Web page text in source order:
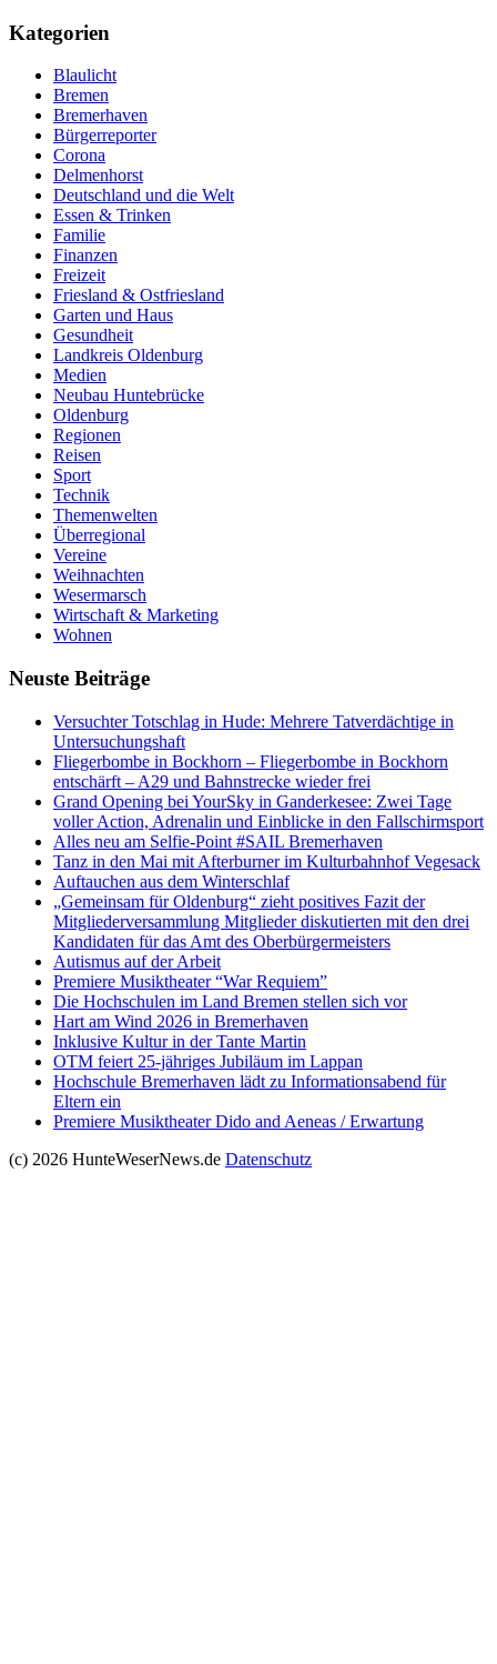
Kategorien
Blaulicht
Bremen
Bremerhaven
Bürgerreporter
Corona
Delmenhorst
Deutschland und die Welt
Essen & Trinken
Familie
Finanzen
Freizeit
Friesland & Ostfriesland
Garten und Haus
Gesundheit
Landkreis Oldenburg
Medien
Neubau Huntebrücke
Oldenburg
Regionen
Reisen
Sport
Technik
Themenwelten
Überregional
Vereine
Weihnachten
Wesermarsch
Wirtschaft & Marketing
Wohnen
Neuste Beiträge
Versucht­er Totschlag in Hude: Mehrere Tatverdächtige in
Untersuchungshaft
Fliegerbombe in Bockhorn – Fliegerbombe in Bockhorn
entschärft – A29 und Bahnstrecke wieder frei
Grand Opening bei YourSky in Ganderkesee: Zwei Tage
voller Action, Adrenalin und Einblicke in den Fallschirmsport
Alles neu am Selfie-Point #SAIL Bremerhaven
Tanz in den Mai mit Afterburner im Kulturbahnhof Vegesack
Auftauchen aus dem Winterschlaf
„Gemeinsam für Oldenburg“ zieht positives Fazit der
Mitgliederversammlung Mitglieder diskutierten mit den drei
Kandidaten für das Amt des Oberbürgermeisters
Autismus auf der Arbeit
Premiere Musiktheater “War Requiem”
Die Hochschulen im Land Bremen stellen sich vor
Hart am Wind 2026 in Bremerhaven
Inklusive Kultur in der Tante Martin
OTM feiert 25-jähriges Jubiläum im Lappan
Hochschule Bremerhaven lädt zu Informationsabend für
Eltern ein
Premiere Musiktheater Dido and Aeneas / Erwartung
(c) 2026 HunteWeserNews.de Datenschutz